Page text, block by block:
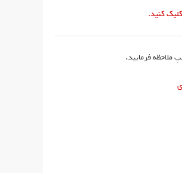
کنید.
ملاحظه فرمایید.